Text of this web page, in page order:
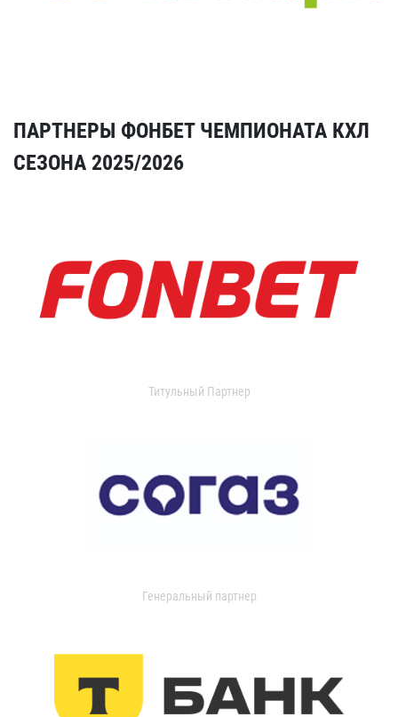
ПАРТНЕРЫ ФОНБЕТ ЧЕМПИОНАТА КХЛ
СЕЗОНА 2025/2026
Титульный Партнер
Генеральный партнер